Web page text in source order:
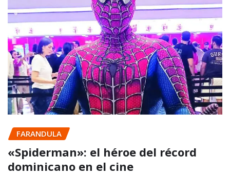
FARANDULA
«Spiderman»: el héroe del récord
dominicano en el cine